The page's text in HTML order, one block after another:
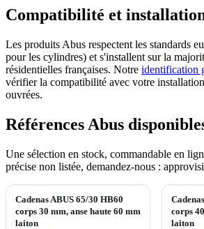
Compatibilité et
Les produits Abus respectent les standards
pour les cylindres) et s'installent sur la
résidentielles françaises. Notre identification
vérifier la compatibilité avec votre
ouvrées.
Références Abus
Une sélection en stock, commandable en
précise non listée, demandez‑nous :
Cadenas ABUS 65/30 HB60
corps 30 mm, anse haute 60 mm
laiton
corps
laiton